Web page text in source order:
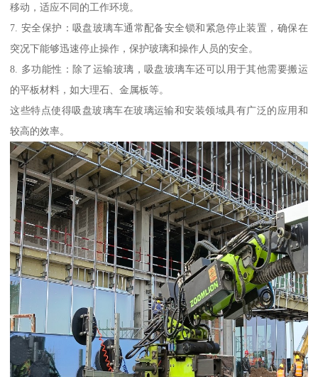
移动，适应不同的工作环境。
7. 安全保护：吸盘玻璃车通常配备安全锁和紧急停止装置，确保在
突况下能够迅速停止操作，保护玻璃和操作人员的安全。
8. 多功能性：除了运输玻璃，吸盘玻璃车还可以用于其他需要搬运
的平板材料，如大理石、金属板等。
这些特点使得吸盘玻璃车在玻璃运输和安装领域具有广泛的应用和
较高的效率。